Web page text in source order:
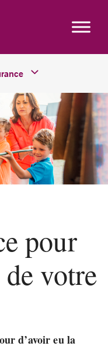
pour
de votre
d’avoir eu la